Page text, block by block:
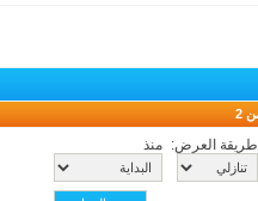
طريقة العرض: منذ